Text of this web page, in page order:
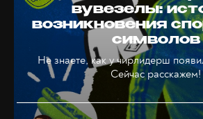
вувезелы:
возникновения
символов
Не знаете, как у чирлидерш
Сейчас расскажем!